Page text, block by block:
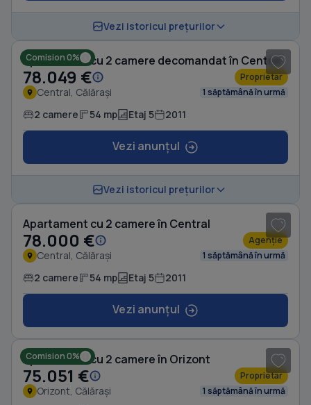
Vezi istoricul prețurilor
Comision 0%
Apartament cu 2 camere decomandat în Central
78.049 € Proprietar
Central, Călărași 1 săptămână în urmă
2 camere 54 mp Etaj 5 2011
Vezi anunțul
Vezi istoricul prețurilor
Apartament cu 2 camere în Central
78.000 € Agenție
Central, Călărași 1 săptămână în urmă
2 camere 54 mp Etaj 5 2011
Vezi anunțul
Comision 0%
Apartament cu 2 camere în Orizont
75.051 € Proprietar
Orizont, Călărași 1 săptămână în urmă